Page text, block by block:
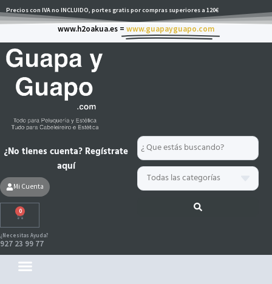
al
Precios con IVA no INCLUIDO, portes gratis por compras superiores a 120€
www.h2oakua.es = www.guapayguapo.com
Search
...
¿No tienes cuenta? Regístrate
aquí
Mi Cuenta
0
Carrito
¿Necesitas Ayuda?
927 23 99 77